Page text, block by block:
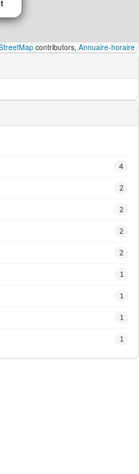
contributors, Annuaire-horaire
4
2
2
2
2
1
1
1
1